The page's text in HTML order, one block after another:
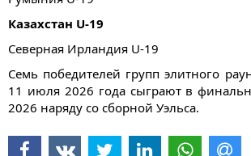
Казахстан U-19
Северная Ирландия U-19
Семь победителей групп элитного
11 июля 2026 года сыграют в
2026 наряду со сборной Уэльса.